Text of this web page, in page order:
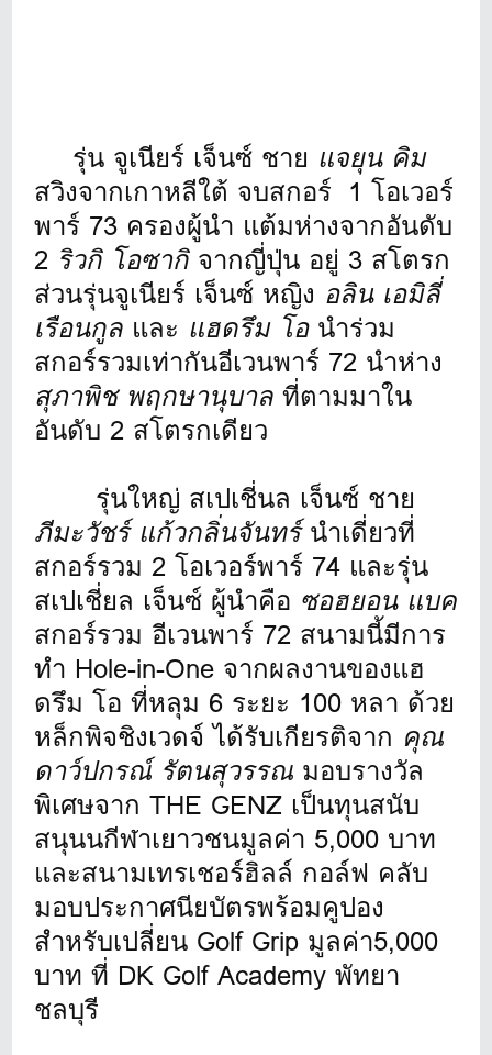
รุ่น จูเนียร์ เจ็นซ์ ชาย แจยุน คิม
สวิงจากเกาหลีใต้ จบสกอร์ 1 โอเวอร์
พาร์ 73 ครองผู้นำ แต้มห่างจากอันดับ
2 ริวกิ โอซากิจากญี่ปุ่น อยู่ 3 สโตรก
ส่วนรุ่นจูเนียร์ เจ็นซ์ หญิง อลิน เอมิลี่
เรือนกูล และ แฮดรึม โอ นำร่วม
สกอร์รวมเท่ากันอีเวนพาร์ 72 นำห่าง
สุภาพิช พฤกษานุบาล ที่ตามมาใน
อันดับ 2 สโตรกเดียว
รุ่นใหญ่ สเปเชี่นล เจ็นซ์ ชาย
ภีมะวัชร์ แก้วกลิ่นจันทร์นำเดี่ยวที่
สกอร์รวม 2 โอเวอร์พาร์ 74 และรุ่น
สเปเชี่ยล เจ็นซ์ ผู้นำคือ ซอฮยอน แบค
สกอร์รวม อีเวนพาร์ 72 สนามนี้มีการ
ทำ Hole-in-One จากผลงานของแฮ
ดรึม โอ ที่หลุม 6 ระยะ 100 หลา ด้วย
หล็กพิจชิงเวดจ์ ได้รับเกียรติจาก คุณ
ดาว์ปกรณ์ รัตนสุวรรณ มอบรางวัล
พิเศษจาก THE GENZ เป็นทุนสนับ
สนุนนกีฬาเยาวชนมูลค่า 5,000 บาท
และสนามเทรเชอร์ฮิลล์ กอล์ฟ คลับ
มอบประกาศนียบัตรพร้อมคูปอง
สำหรับเปลี่ยน Golf Grip มูลค่า5,000
บาท ที่ DK Golf Academy พัทยา
ชลบุรี